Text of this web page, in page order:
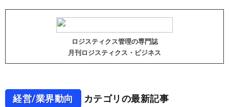
ロジスティクス管理の専門誌
月刊ロジスティクス・ビジネス
経営/業界動向 カテゴリの最新記事